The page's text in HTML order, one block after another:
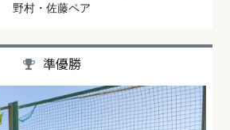
野村・佐藤ペア
準優勝